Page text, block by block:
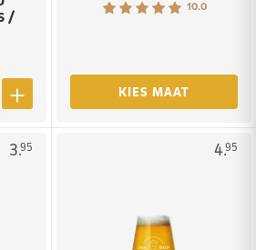
/
10.0
KIES MAAT
3.95 4.95